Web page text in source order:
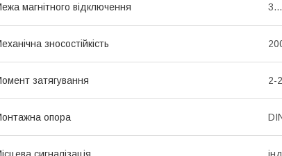
магнітного відключення
зносостійкість
затягування 2-
опора
сигналізація